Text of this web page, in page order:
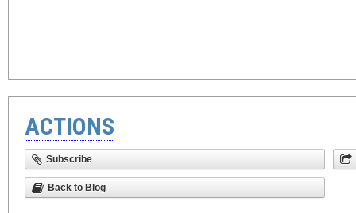
ACTIONS
Subscribe
Back to Blog